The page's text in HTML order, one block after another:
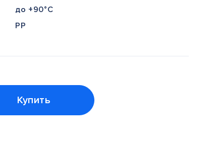
до +90°С
РР
Купить